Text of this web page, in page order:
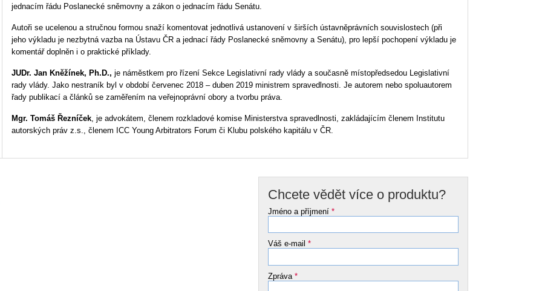
jednacím řádu Poslanecké sněmovny a zákon o jednacím řádu Senátu.
Autoři se ucelenou a stručnou formou snaží komentovat jednotlivá ustanovení v širších ústavněprávních souvislostech (při
jeho výkladu je nezbytná vazba na Ústavu ČR a jednací řády Poslanecké sněmovny a Senátu), pro lepší pochopení výkladu je
komentář doplněn i o praktické příklady.
JUDr. Jan Kněžínek, Ph.D., je náměstkem pro řízení Sekce Legislativní rady vlády a současně místopředsedou Legislativní
rady vlády. Jako nestraník byl v období červenec 2018 – duben 2019 ministrem spravedlnosti. Je autorem nebo spoluautorem
řady publikací a článků se zaměřením na veřejnoprávní obory a tvorbu práva.
Mgr. Tomáš Řezníček, je advokátem, členem rozkladové komise Ministerstva spravedlnosti, zakládajícím členem Institutu
autorských práv z.s., členem ICC Young Arbitrators Forum či Klubu polského kapitálu v ČR.
Chcete vědět více o produktu?
Jméno a příjmení*
Váš e-mail*
Zpráva*